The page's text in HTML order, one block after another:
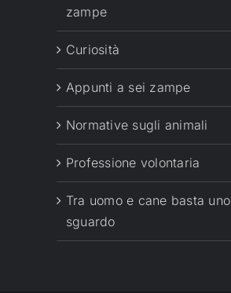
zampe
Curiosità
Appunti a sei zampe
Normative sugli animali
Professione volontaria
Tra uomo e cane basta uno
sguardo